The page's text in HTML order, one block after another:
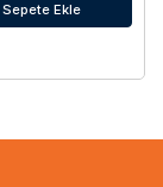
Sepete Ekle